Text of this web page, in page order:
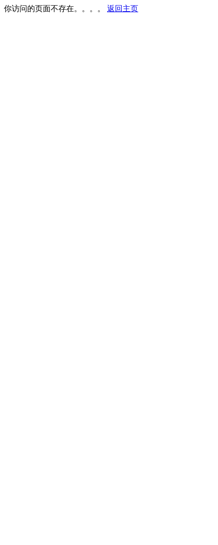
你访问的页面不存在。。。。 返回主页